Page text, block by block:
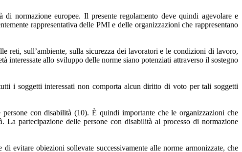
normazione europee. Il presente regolamento deve quindi agevolare e
rappresentativa delle PMI e delle organizzazioni che rappresentano
reti, sull’ambiente, sulla sicurezza dei lavoratori e le condizioni di lavoro,
interessate allo sviluppo delle norme siano potenziati attraverso il sostegno
i soggetti interessati non comporta alcun diritto di voto per tali soggetti
con disabilità (10). È quindi importante che le organizzazioni che
partecipazione delle persone con disabilità al processo di normazione
evitare obiezioni sollevate successivamente alle norme armonizzate, che